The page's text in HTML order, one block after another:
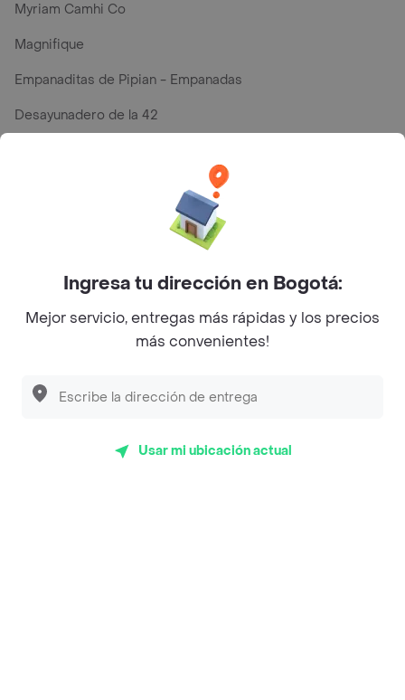
Myriam Camhi Co
Magnifique
Empanaditas de Pipian - Empanadas
Desayunadero de la 42
Top Marcas y Cadenas de Restaurantes
Encuéntranos en estos países
App Store Google play AppGallery
Ingresa tu dirección en Bogotá:
Mejor servicio, entregas más rápidas y los precios
más convenientes!
Usar mi ubicación actual